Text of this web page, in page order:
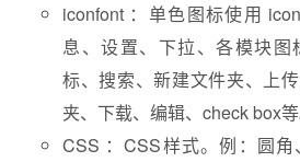
iconfont ：单色图标使用
息、设置、下拉、各模块图
标、搜索、新建文件夹、上
夹、下载、编辑、check box等
CSS ：CSS样式。例：圆